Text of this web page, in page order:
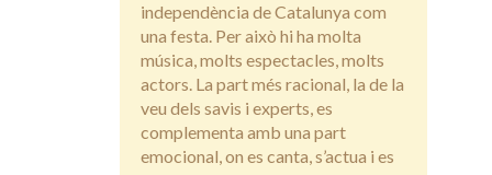
independència de Catalunya com
una festa. Per això hi ha molta
música, molts espectacles, molts
actors. La part més racional, la de la
veu dels savis i experts, es
complementa amb una part
emocional, on es canta, s’actua i es